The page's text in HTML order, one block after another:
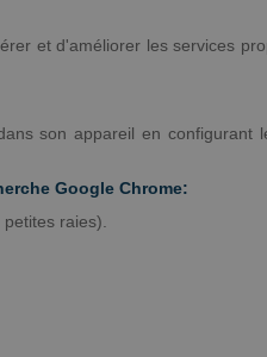
et d'améliorer les services
son appareil en
Google Chrome:
raies).